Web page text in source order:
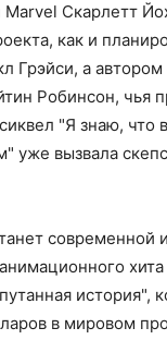
Скарлетт
как и
Грэйси, а
Робинсон, чья
"Я знаю, что
уже вызвала
современной
хита
история",
в мировом